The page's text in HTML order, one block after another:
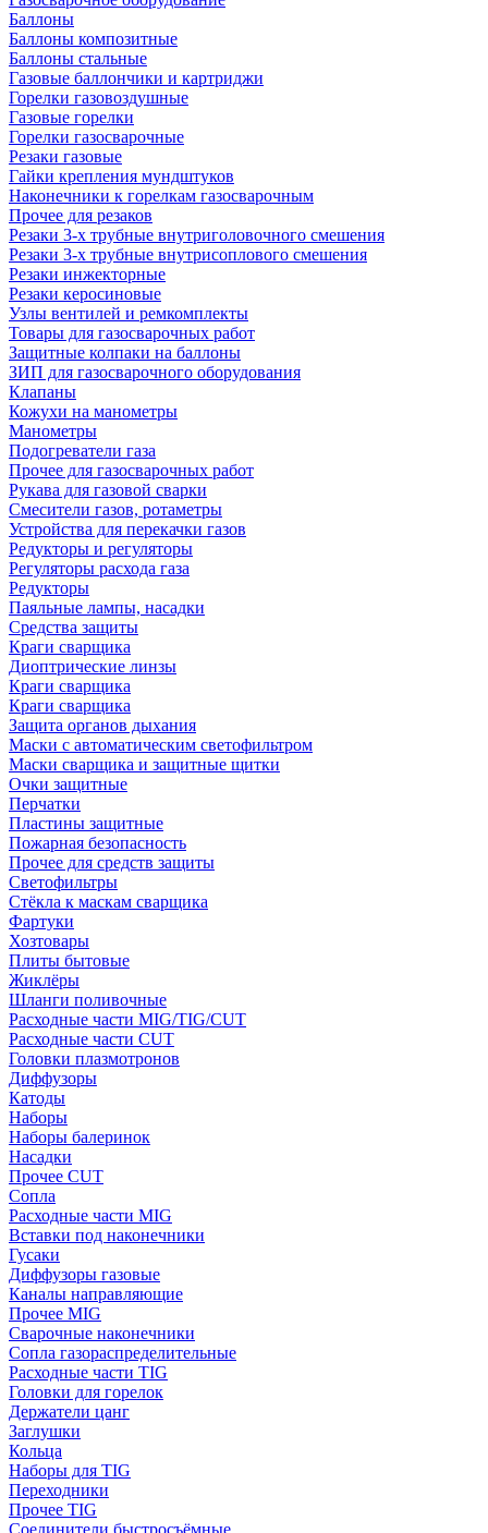
Баллоны
Баллоны композитные
Баллоны стальные
Газовые баллончики и картриджи
Горелки газовоздушные
Газовые горелки
Горелки газосварочные
Резаки газовые
Гайки крепления мундштуков
Наконечники к горелкам газосварочным
Прочее для резаков
Резаки 3-х трубные внутриголовочного смешения
Резаки 3-х трубные внутрисоплового смешения
Резаки инжекторные
Резаки керосиновые
Узлы вентилей и ремкомплекты
Товары для газосварочных работ
Защитные колпаки на баллоны
ЗИП для газосварочного оборудования
Клапаны
Кожухи на манометры
Манометры
Подогреватели газа
Прочее для газосварочных работ
Рукава для газовой сварки
Смесители газов, ротаметры
Устройства для перекачки газов
Редукторы и регуляторы
Регуляторы расхода газа
Редукторы
Паяльные лампы, насадки
Средства защиты
Краги сварщика
Диоптрические линзы
Краги сварщика
Краги сварщика
Защита органов дыхания
Маски с автоматическим светофильтром
Маски сварщика и защитные щитки
Очки защитные
Перчатки
Пластины защитные
Пожарная безопасность
Прочее для средств защиты
Светофильтры
Стёкла к маскам сварщика
Фартуки
Хозтовары
Плиты бытовые
Жиклёры
Шланги поливочные
Расходные части MIG/TIG/CUT
Расходные части CUT
Головки плазмотронов
Диффузоры
Катоды
Наборы
Наборы балеринок
Насадки
Прочее CUT
Сопла
Расходные части MIG
Вставки под наконечники
Гусаки
Диффузоры газовые
Каналы направляющие
Прочее MIG
Сварочные наконечники
Сопла газораспределительные
Расходные части TIG
Головки для горелок
Держатели цанг
Заглушки
Кольца
Наборы для TIG
Переходники
Прочее TIG
Соединители быстросъёмные